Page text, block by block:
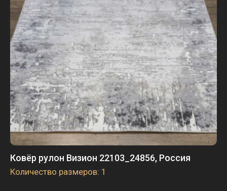
Ковёр рулон Визион 22103_24856, Россия
Количество размеров: 1